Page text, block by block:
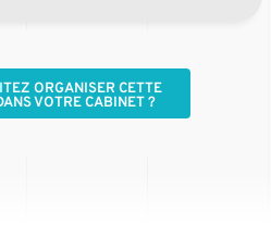
ORGANISER CETTE
VOTRE CABINET ?